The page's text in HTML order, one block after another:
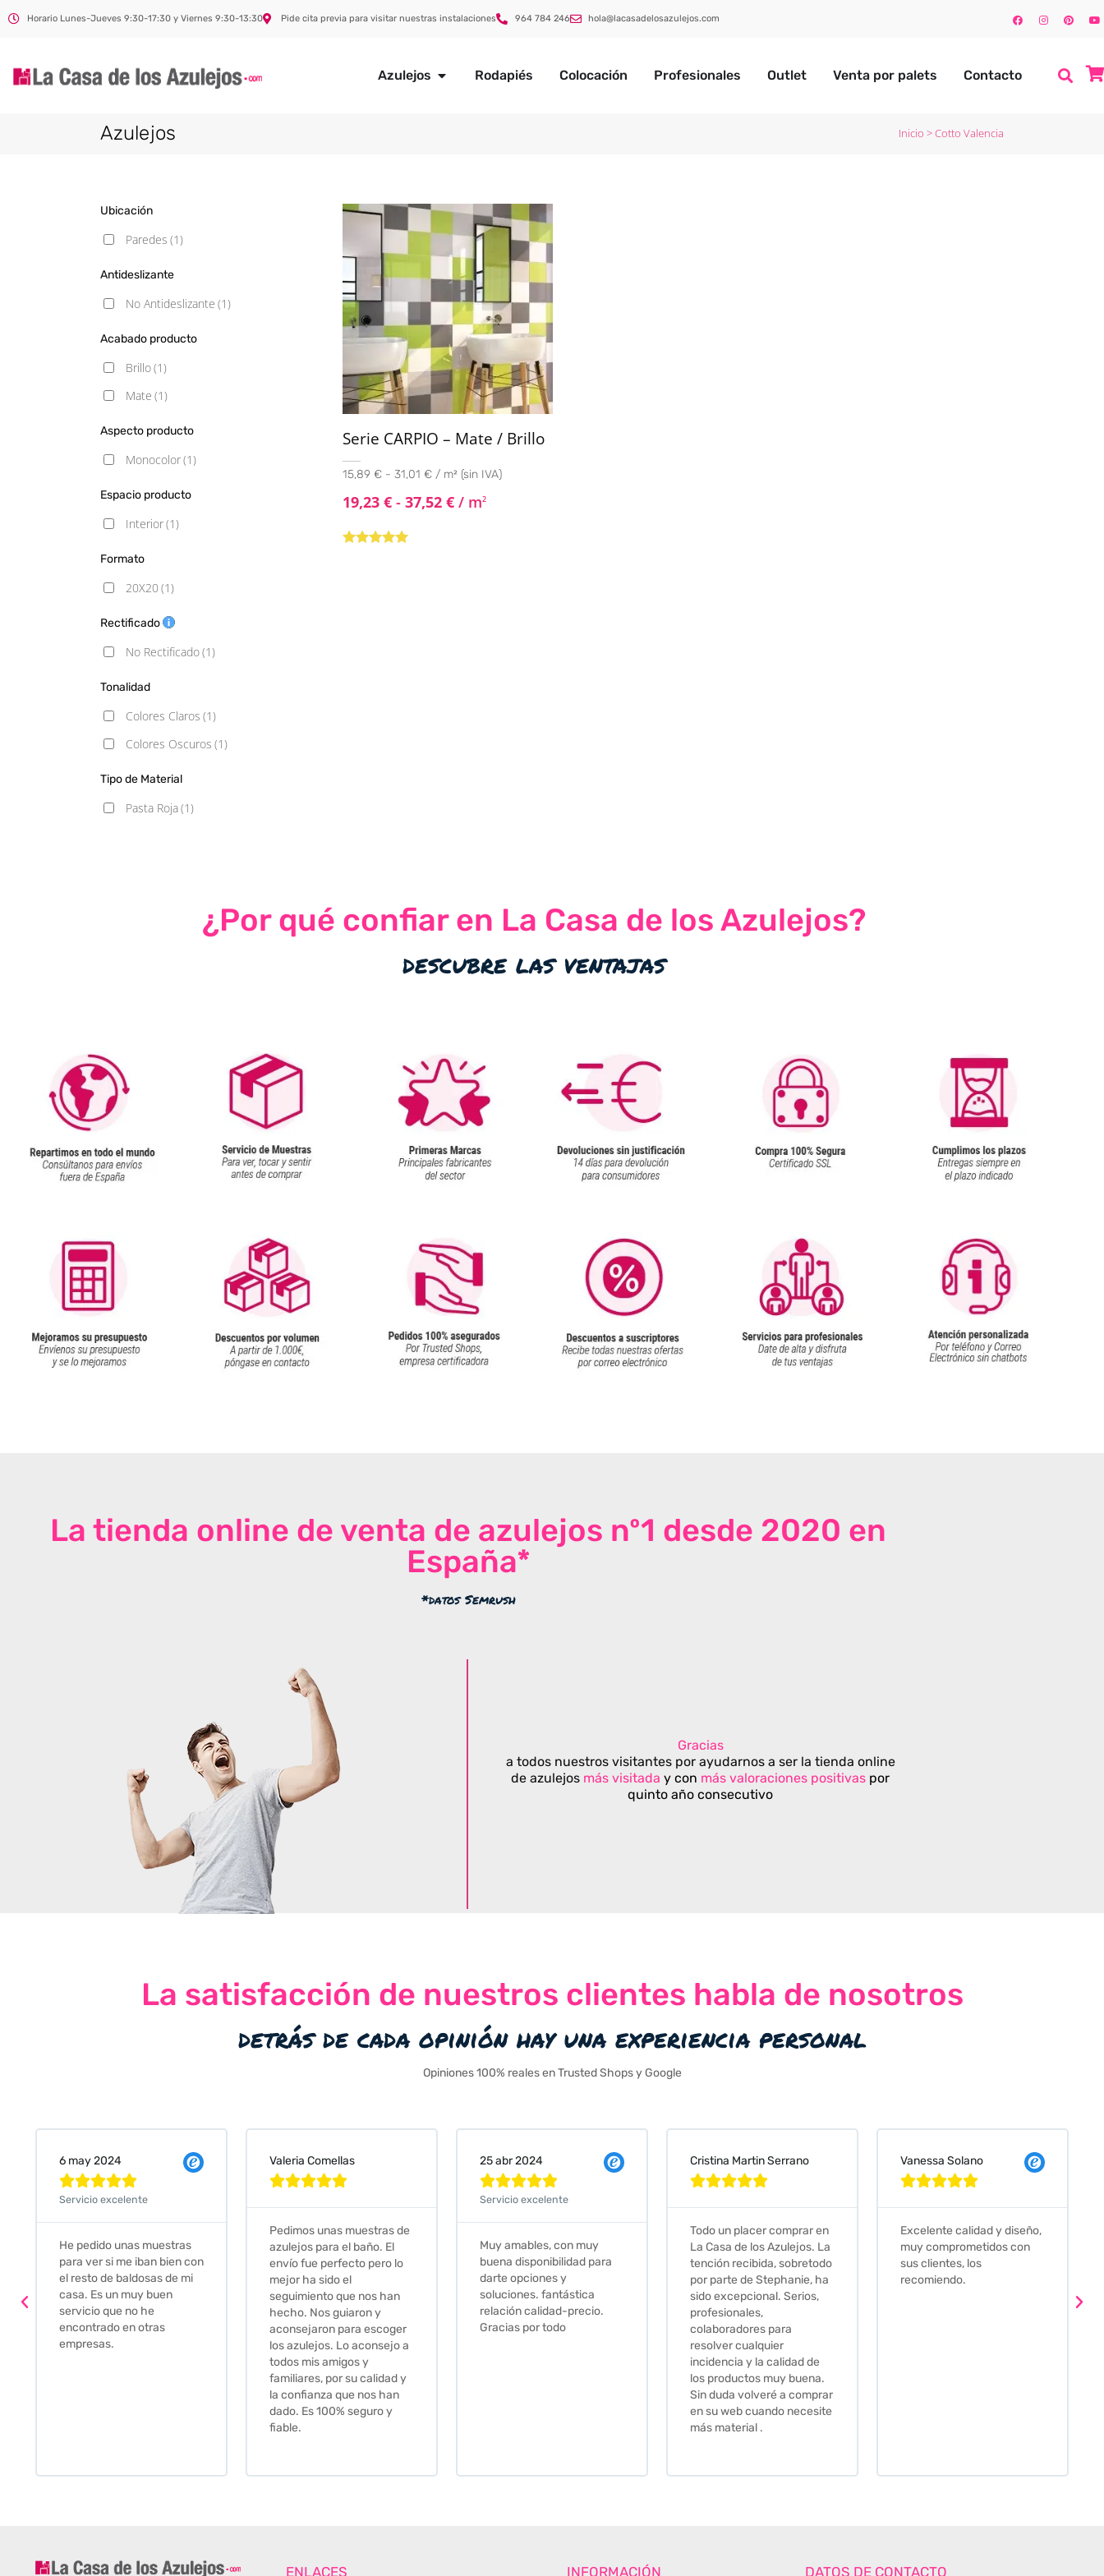
Horario Lunes-Jueves 9:30-17:30 y Viernes 9:30-13:30 Pide cita previa para visitar nuestras instalaciones 964 784 246 hola@lacasadelosazulejos.com
Azulejos Rodapiés Colocación Profesionales Outlet Venta por palets Contacto
Azulejos Inicio >Cotto Valencia
Ubicación
Paredes (1)
Antideslizante
No Antideslizante (1)
Acabado producto
Brillo(1)
Mate (1)
Aspecto producto
Monocolor(1)
Espacio producto
Interior(1)
Formato
20X20 (1)
Rectificado
No Rectificado(1)
Tonalidad
Colores Claros (1)
Colores Oscuros (1)
Tipo de Material
Pasta Roja(1)
Serie CARPIO – Mate / Brillo
15,89 € - 31,01 € / m² (sin IVA)
19,23 € - 37,52 € / m2
¿Por qué confiar en La Casa de los Azulejos?
descubre las ventajas
La tienda online de venta de azulejos nº1 desde 2020 en
España*
*datos Semrush
Gracias
a todos nuestros visitantes por ayudarnos a ser la tienda online
de azulejos más visitada y con más valoraciones positivas por
quinto año consecutivo
La satisfacción de nuestros clientes habla de nosotros
detrás de cada opinión hay una experiencia personal
Opiniones 100% reales en Trusted Shops y Google
Valeria Comellas

azulejos para el baño. El
envío fue perfecto pero lo
mejor ha sido el
seguimiento que nos han
hecho. Nos guiaron y
aconsejaron para escoger
los azulejos. Lo aconsejo a
25 abr 2024

Muy amables, con muy
buena disponibilidad para
darte opciones y
soluciones. fantástica
relación calidad-precio.
Gracias por todo
Cristina Martin Serrano

La Casa de los Azulejos. La
tención recibida, sobretodo
por parte de Stephanie, ha
sido excepcional. Serios,
profesionales,
colaboradores para
Vanessa Solano

Excelente calidad y diseño,
muy comprometidos con
sus clientes, los
recomiendo.
Judit Bonet Pardell

Que decir, si teneis que
comprar alguna baldosa
este és el sitio indicado! Yo
pedi una muestra y me
ENLACES INFORMACIÓN DATOS DE CONTACTO